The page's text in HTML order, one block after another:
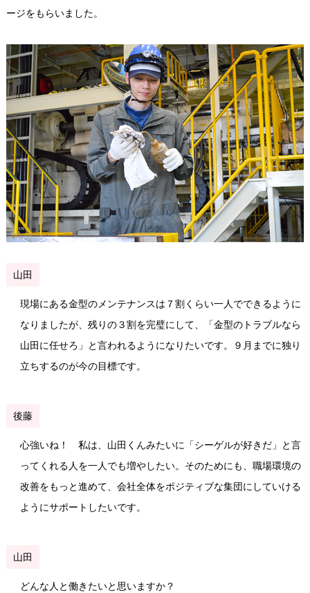
ージをもらいました。
山田
現場にある金型のメンテナンスは７割くらい一人でできるように
なりましたが、残りの３割を完璧にして、「金型のトラブルなら
山田に任せろ」と言われるようになりたいです。９月までに独り
立ちするのが今の目標です。
後藤
心強いね！ 私は、山田くんみたいに「シーゲルが好きだ」と言
ってくれる人を一人でも増やしたい。そのためにも、職場環境の
改善をもっと進めて、会社全体をポジティブな集団にしていける
ようにサポートしたいです。
山田
どんな人と働きたいと思いますか？